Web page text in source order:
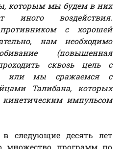
которым мы будем в них
иного воздействия.
с хорошей
нам необходимо
(повышенная
сквозь цель с
или мы сражаемся с
Талибана, которых
импульсом
следующие десять лет